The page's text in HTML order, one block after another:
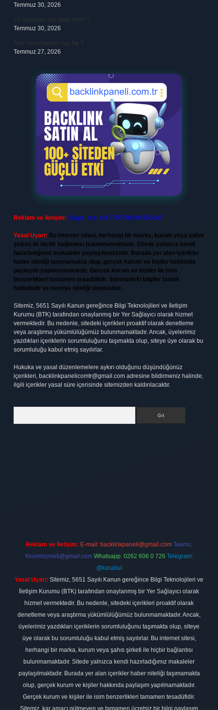
Temmuz 30, 2026
23 baklavalı sac fiyatı nedir ?
Temmuz 30, 2026
Açık hava basıncı kaç hg ?
Temmuz 27, 2026
Reklam ve İletişim: Skype: live:.cid.575569c608265c69
Yasal Uyarı: Bu internet sitesi, herhangi bir marka, kurum veya şahıs
şirketi ile hiçbir bağlantısı bulunmamaktadır. Sitede yalnızca kendi
hazırladığımız makaleler paylaşılmaktadır. Burada yer alan içerikler
haber niteliği taşımamakta olup, gerçek kurum ve kişiler hakkında
paylaşım yapılmamaktadır. Gerçek kurum ve kişiler ile isim
benzerlikleri tamamen tesadüfidir. Sitemizdeki bilgiler taslak
halindedir ve tavsiye niteliği taşımazlar.
Sitemiz, 5651 Sayılı Kanun gereğince Bilgi Teknolojileri ve İletişim
Kurumu (BTK) tarafından onaylanmış bir Yer Sağlayıcı olarak hizmet
vermektedir. Bu nedenle, sitedeki içerikleri proaktif olarak denetleme
veya araştırma yükümlülüğümüz bulunmamaktadır. Ancak, üyelerimiz
yazdıkları içeriklerin sorumluluğunu taşımakta olup, siteye üye olarak bu
sorumluluğu kabul etmiş sayılırlar.
Hukuka ve yasal düzenlemelere aykırı olduğunu düşündüğünüz
içerikleri, backlinkpanelicomtr@gmail.com adresine bildirmeniz halinde,
ilgili içerikler yasal süre içerisinde sitemizden kaldırılacaktır.
Reklam ve İletişim: E-mail: backlinkpaneli@gmail.com Teams:
forumhizmeti@gmail.com Whatsapp: 0262 606 0 726 Telegram:
@karabul
Yasal Uyarı: Sitemiz, 5651 Sayılı Kanun gereğince Bilgi Teknolojileri ve
İletişim Kurumu (BTK) tarafından onaylanmış bir Yer Sağlayıcı olarak
hizmet vermektedir. Bu nedenle, sitedeki içerikleri proaktif olarak
denetleme veya araştırma yükümlülüğümüz bulunmamaktadır. Ancak,
üyelerimiz yazdıkları içeriklerin sorumluluğunu taşımakta olup, siteye
üye olarak bu sorumluluğu kabul etmiş sayılırlar. Bu internet sitesi,
herhangi bir marka, kurum veya şahıs şirketi ile hiçbir bağlantısı
bulunmamaktadır. Sitede yalnızca kendi hazırladığımız makaleler
paylaşılmaktadır. Burada yer alan içerikler haber niteliği taşımamakta
olup, gerçek kurum ve kişiler hakkında paylaşım yapılmamaktadır.
Gerçek kurum ve kişiler ile isim benzerlikleri tamamen tesadüfidir.
Sitemiz, kar amacı gütmeyen ve tamamen ücretsiz bir bilgi paylaşım